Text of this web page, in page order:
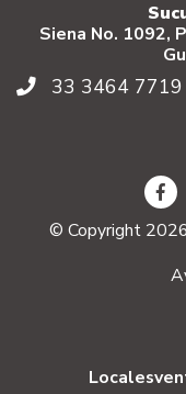
Siena No. 1092,
33 3464 7719
© Copyright